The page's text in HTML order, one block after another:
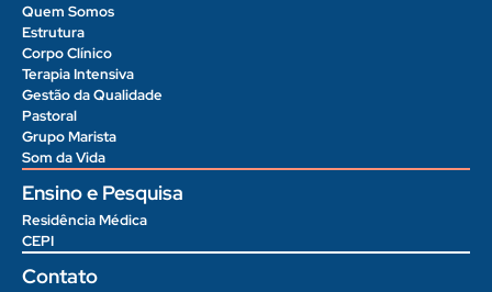
Quem Somos
Estrutura
Corpo Clínico
Terapia Intensiva
Gestão da Qualidade
Pastoral
Grupo Marista
Som da Vida
Ensino e Pesquisa
Residência Médica
CEPI
Contato